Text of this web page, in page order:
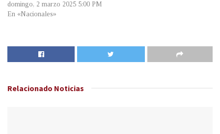
domingo, 2 marzo 2025 5:00 PM
En «Nacionales»
Relacionado Noticias